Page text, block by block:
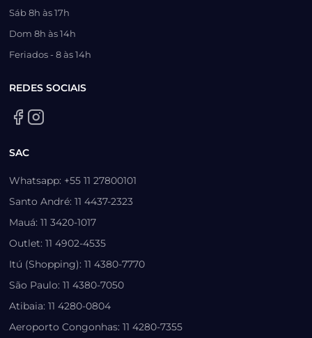
Sáb 8h às 17h
Dom 8h às 14h
Feriados - 8 às 14h
REDES SOCIAIS
SAC
Whatsapp: +55 11 27800101
Santo André: 11 4437-2323
Mauá: 11 3420-1017
Outlet: 11 4902-4535
Itú (Shopping): 11 4380-7770
São Paulo: 11 4380-7050
Atibaia: 11 4280-0804
Aeroporto Congonhas: 11 4280-7355